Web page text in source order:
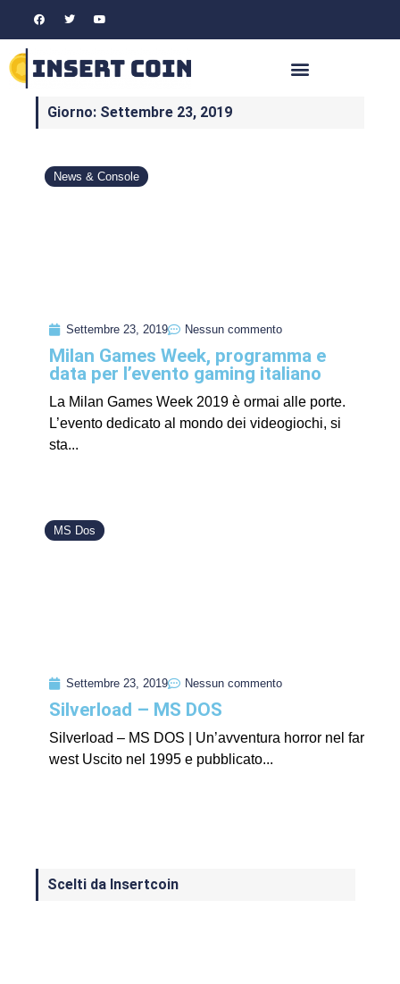
Giorno: Settembre 23, 2019
News & Console
Settembre 23, 2019 Nessun commento
Milan Games Week, programma e
data per l’evento gaming italiano
La Milan Games Week 2019 è ormai alle porte.
L’evento dedicato al mondo dei videogiochi, si
sta...
MS Dos
Settembre 23, 2019 Nessun commento
Silverload – MS DOS
Silverload – MS DOS | Un’avventura horror nel far
west Uscito nel 1995 e pubblicato...
Scelti da Insertcoin